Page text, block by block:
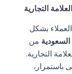
التجارية
بشكل
من
التجارية.
باستمرار،